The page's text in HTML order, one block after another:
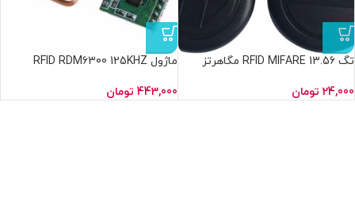
تگ RFID MIFARE 13.56 مگاهرتز
24,000 تومان
ماژول RFID RDM6300 125KHZ
443,000 تومان